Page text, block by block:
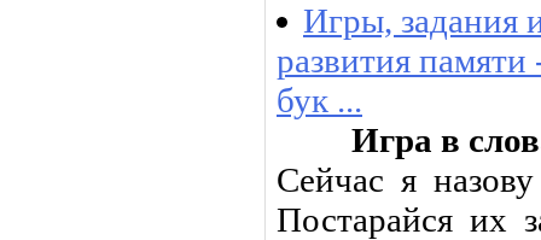
Игры, задания
развития
бук ...
Игра в
Сейчас я
Постарайся их